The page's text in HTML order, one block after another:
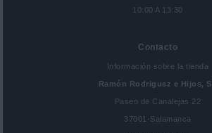
10:00 A 13:30
Contacto
Información sobre la tienda
Ramón Rodriguez e Hijos,
Paseo de Canalejas 22
37001-Salamanca